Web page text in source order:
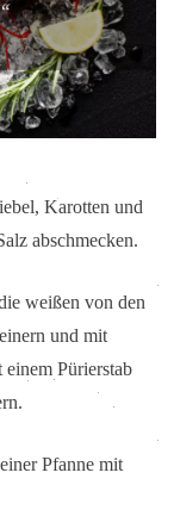
Karotten und
abschmecken.
weißen von den
und mit
Pürierstab
Pfanne mit